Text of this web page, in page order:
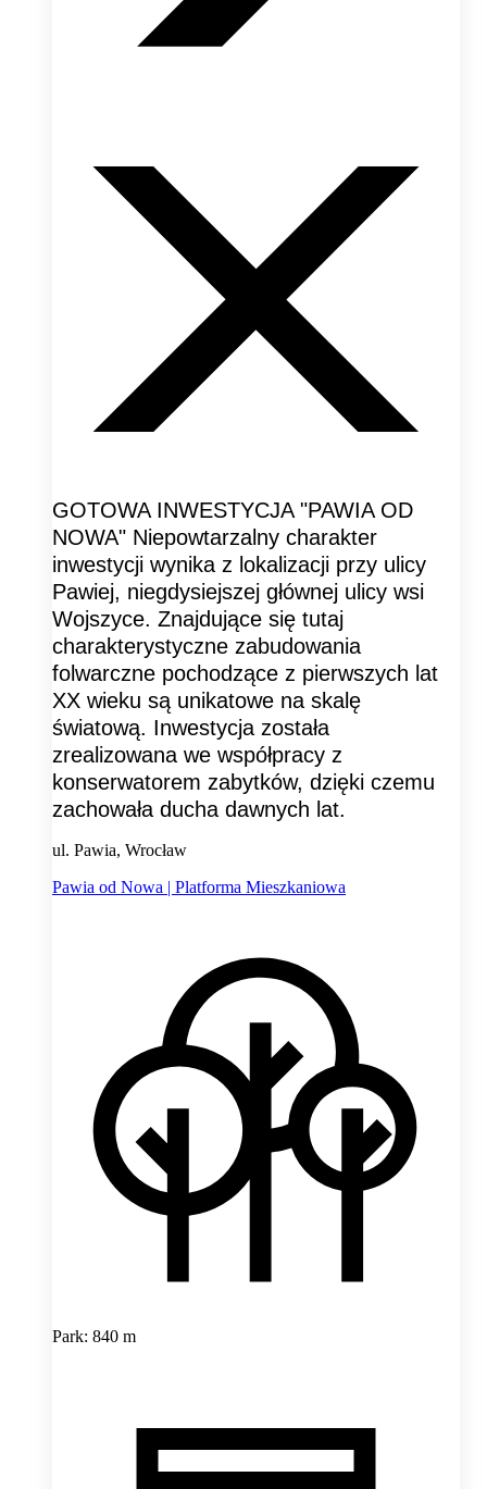
GOTOWA INWESTYCJA "PAWIA OD
NOWA" Niepowtarzalny charakter
inwestycji wynika z lokalizacji przy ulicy
Pawiej, niegdysiejszej głównej ulicy wsi
Wojszyce. Znajdujące się tutaj
charakterystyczne zabudowania
folwarczne pochodzące z pierwszych lat
XX wieku są unikatowe na skalę
światową. Inwestycja została
zrealizowana we współpracy z
konserwatorem zabytków, dzięki czemu
zachowała ducha dawnych lat.
ul. Pawia, Wrocław
Pawia od Nowa | Platforma Mieszkaniowa
Park: 840 m